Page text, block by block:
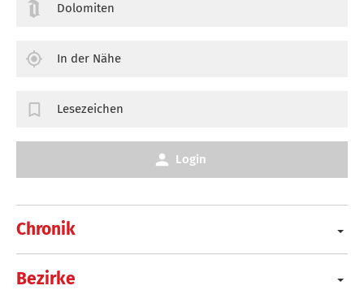
Chronik
Bezirke
Dolomiten
In der Nähe
Lesezeichen
Login